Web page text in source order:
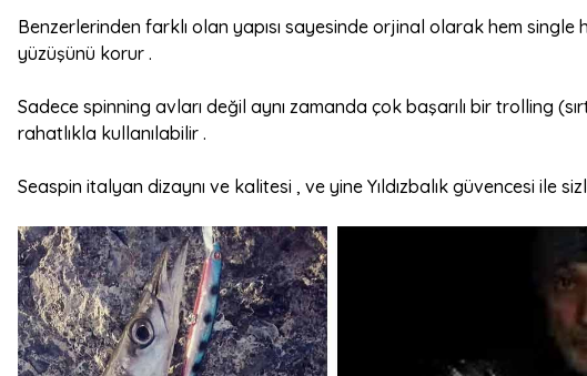
Benzerlerinden farklı olan yapısı sayesinde orjinal olarak hem
yüzüşünü korur .
Sadece spinning avları değil aynı zamanda çok başarılı bir trolling
rahatlıkla kullanılabilir .
Seaspin italyan dizaynı ve kalitesi , ve yine Yıldızbalık güvencesi ile